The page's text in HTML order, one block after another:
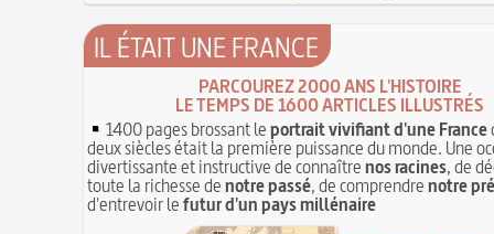
IL ÉTAIT UNE FRANCE
PARCOUREZ 2000 ANS L'HISTOIRE
LE TEMPS DE 1600 ARTICLES ILLUSTRÉS
1400 pages brossant leportrait vivifiant d'une France
deux siècles était la première puissance du monde. Une
divertissante et instructive de connaîtrenos racines, de
toute la richesse denotre passé, de comprendrenotre
d'entrevoir lefutur d'un pays millénaire